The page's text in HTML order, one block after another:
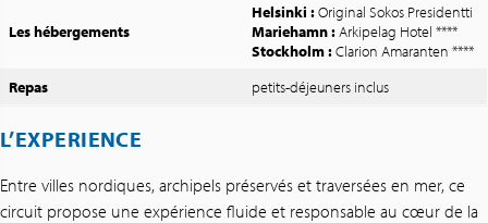
Les hébergements
Helsinki :Original Sokos Presidentti
Mariehamn :Arkipelag Hotel ****
Stockholm :Clarion Amaranten ****
Repas
petits-déjeuners inclus
L’EXPERIENCE
Entre villes nordiques, archipels préservés et traversées en mer, ce
circuit propose une expérience fluide et responsable au cœur de la